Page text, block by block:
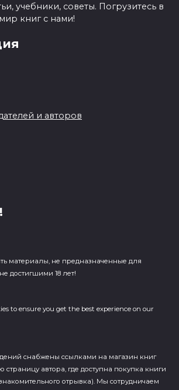
учебники, советы. Погрузитесь в
книг с нами!
и авторов
материалы, не предназначенные для
достигшими 18 лет!
to ensure you get the best experience on our
cнабжены ссылками на магазин книг
автора, где доступна покупка книги
отрывка). Мы сотрудничаем